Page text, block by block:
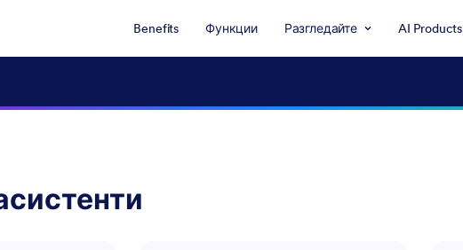
Benefits Функции Разгледайте AI Products